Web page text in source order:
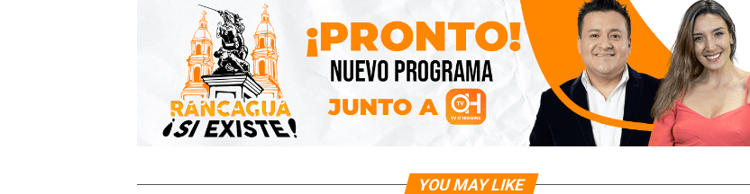
YOU MAY LIKE